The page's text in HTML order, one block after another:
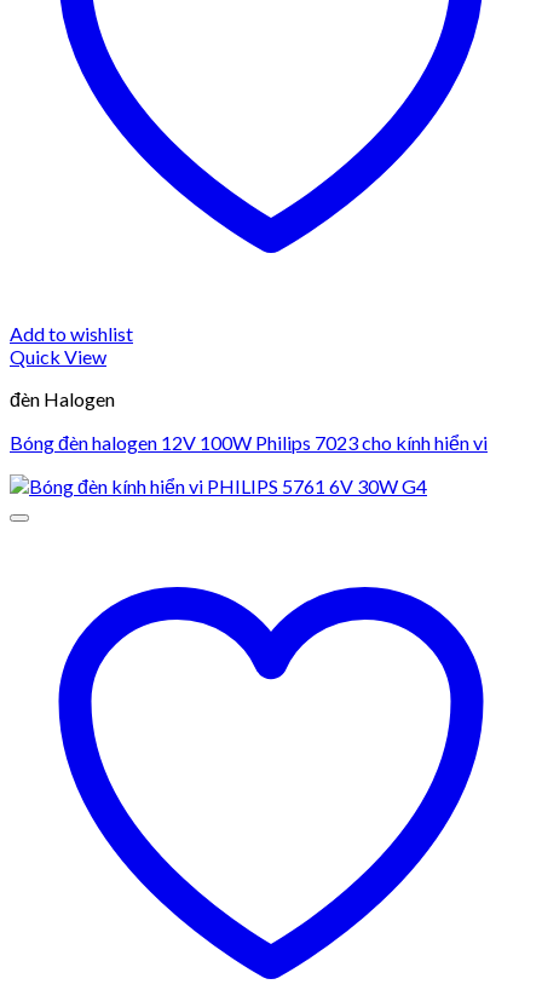
Add to wishlist
Quick View
đèn Halogen
Bóng đèn halogen 12V 100W Philips 7023 cho kính hiển vi